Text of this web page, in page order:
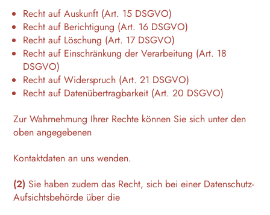
Recht auf Auskunft (Art. 15 DSGVO)
Recht auf Berichtigung (Art. 16 DSGVO)
Recht auf Löschung (Art. 17 DSGVO)
Recht auf Einschränkung der Verarbeitung (Art. 18
DSGVO)
Recht auf Widerspruch (Art. 21 DSGVO)
Recht auf Datenübertragbarkeit (Art. 20 DSGVO)
Zur Wahrnehmung Ihrer Rechte können Sie sich unter den
oben angegebenen
Kontaktdaten an uns wenden.
(2) Sie haben zudem das Recht, sich bei einer Datenschutz-
Aufsichtsbehörde über die